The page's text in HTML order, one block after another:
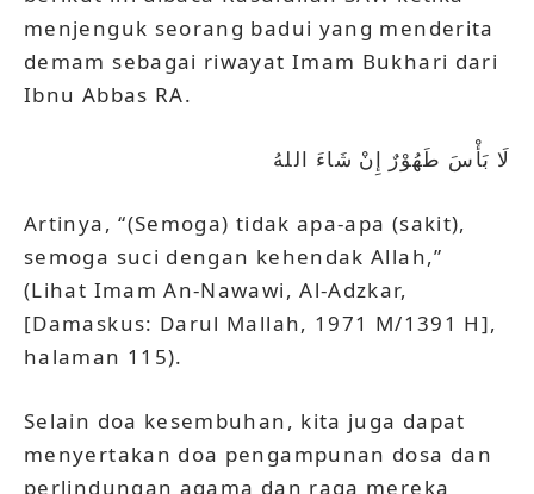
menjenguk seorang badui yang menderita
demam sebagai riwayat Imam Bukhari dari
Ibnu Abbas RA.
لَا بَأْسَ طَهُوْرٌ إِنْ شَاءَ اللهُ
Artinya, “(Semoga) tidak apa-apa (sakit),
semoga suci dengan kehendak Allah,”
(Lihat Imam An-Nawawi, Al-Adzkar,
[Damaskus: Darul Mallah, 1971 M/1391 H],
halaman 115).
Selain doa kesembuhan, kita juga dapat
menyertakan doa pengampunan dosa dan
perlindungan agama dan raga mereka